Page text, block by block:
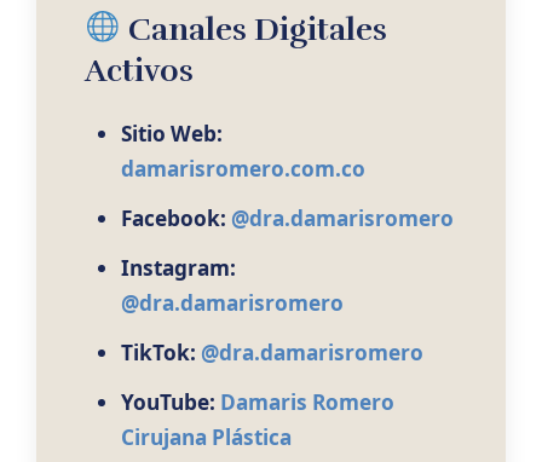
Canales Digitales
Activos
Sitio Web:
damarisromero.com.co
Facebook: @dra.damarisromero
Instagram:
@dra.damarisromero
TikTok: @dra.damarisromero
YouTube: Damaris Romero
Cirujana Plástica